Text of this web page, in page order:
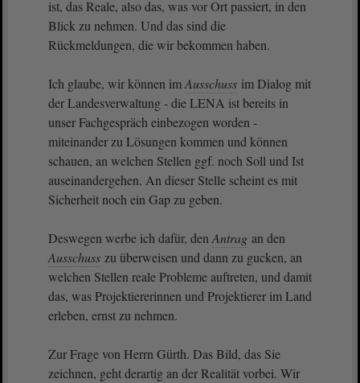
ist, das Reale, also das, was vor Ort passiert, in den
Blick zu nehmen. Und das sind die
Rückmeldungen, die wir bekommen haben.
Ich glaube, wir können imAusschuss im Dialog mit
der Landesverwaltung - die LENA ist bereits in
unser Fachgespräch einbezogen worden -
miteinander zu Lösungen kommen und können
schauen, an welchen Stellen ggf. noch Soll und Ist
auseinandergehen. An dieser Stelle scheint es mit
Sicherheit noch ein Gap zu geben.
Deswegen werbe ich dafür, den Antrag an den
Ausschuss zu überweisen und dann zu gucken, an
welchen Stellen reale Probleme auftreten, und damit
das, was Projektiererinnen und Projektierer im Land
erleben, ernst zu nehmen.
Zur Frage von Herrn Gürth. Das Bild, das Sie
zeichnen, geht derartig an der Realität vorbei. Wir